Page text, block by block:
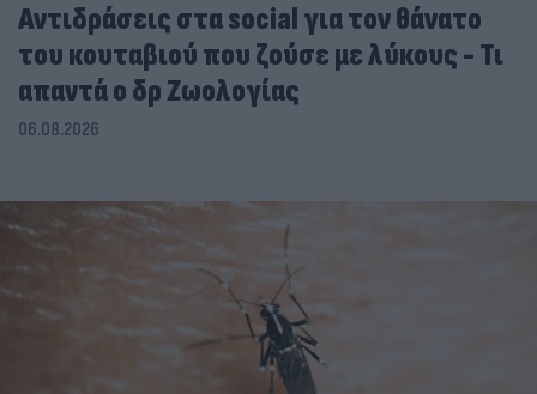
Αντιδράσεις στα social για τον θάνατο
του κουταβιού που ζούσε με λύκους - Τι
απαντά ο δρ Ζωολογίας
06.08.2026